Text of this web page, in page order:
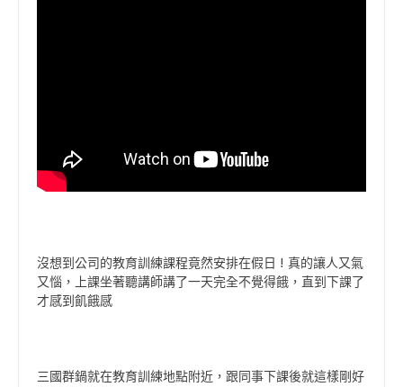
沒想到公司的教育訓練課程竟然安排在假日 ! 真的讓人又氣
又惱，上課坐著聽講師講了一天完全不覺得餓，直到下課了
才感到飢餓感
三國群鍋就在教育訓練地點附近，跟同事下課後就這樣剛好